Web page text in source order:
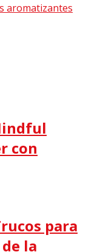
aromatizantes
con
para
la